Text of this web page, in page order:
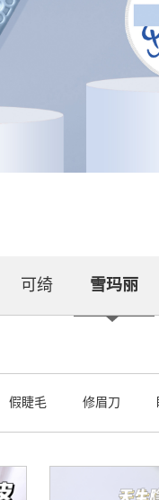
可绮 雪玛丽
假睫毛 修眉刀